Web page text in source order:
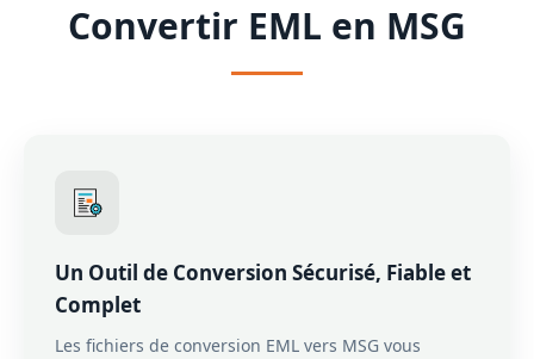
Convertir EML en MSG
Un Outil de Conversion Sécurisé, Fiable et
Complet
Les fichiers de conversion EML vers MSG vous